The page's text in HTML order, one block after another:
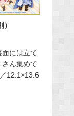
には立て
ん集めて
12.1×13.6